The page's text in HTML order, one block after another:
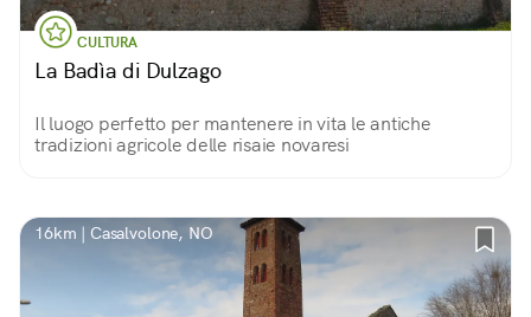
CULTURA
La Badìa di Dulzago
Il luogo perfetto per mantenere in vita le antiche
tradizioni agricole delle risaie novaresi
16km | Casalvolone, NO